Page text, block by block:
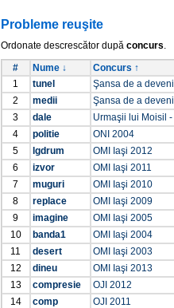
Probleme reuşite
Ordonate descrescător după concurs.
#
Nume ↓
Concurs ↑
1
tunel
Şansa de a
2
medii
Şansa de a
3
dale
Urmaşii lui Moisil -
4
politie
ONI 2004
5
lgdrum
OMI Iaşi 2012
6
izvor
OMI Iaşi 2011
7
muguri
OMI Iaşi 2010
8
replace
OMI Iaşi 2009
9
imagine
OMI Iaşi 2005
10
banda1
OMI Iaşi 2004
11
desert
OMI Iaşi 2003
12
dineu
OMI Iaşi 2013
13
compresie
OJI 2012
14
comp
OJI 2011